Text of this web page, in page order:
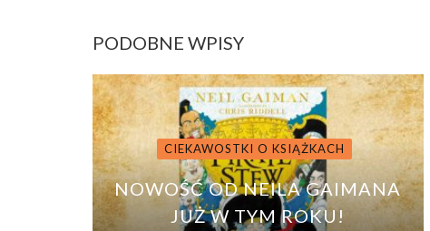
PODOBNE WPISY
CIEKAWOSTKI O KSIĄŻKACH
NOWOŚĆ OD NEILA GAIMANA
JUŻ W TYM ROKU!